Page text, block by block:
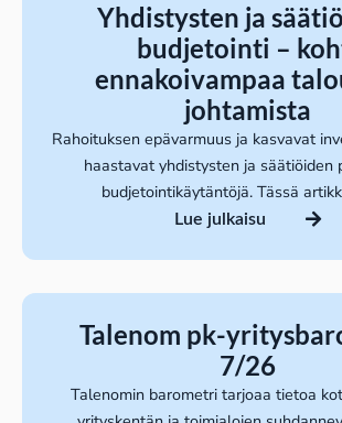
Yhdistysten ja
budjetointi –
ennakoivampaa
johtamista
Rahoituksen epävarmuus ja kasvavat
haastavat yhdistysten ja säätiöiden
budjetointikäytäntöjä. Tässä
Lue julkaisu
Talenom pk-
7/26
Talenomin barometri tarjoaa tietoa